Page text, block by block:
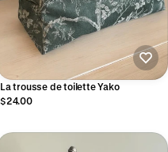
La trousse de toilette Yako
$24.00